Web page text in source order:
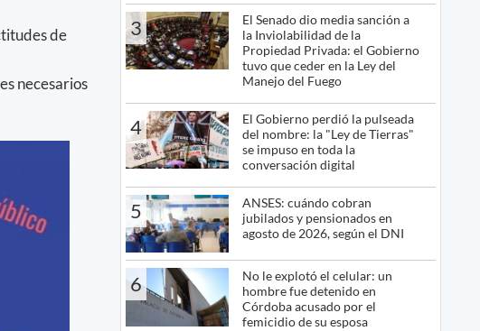
de
necesarios
3
El Senado dio media sanción a
la Inviolabilidad de la
Propiedad Privada: el Gobierno
tuvo que ceder en la Ley del
Manejo del Fuego
4
El Gobierno perdió la pulseada
del nombre: la "Ley de Tierras"
se impuso en toda la
conversación digital
5
ANSES: cuándo cobran
jubilados y pensionados en
agosto de 2026, según el DNI
6
No le explotó el celular: un
hombre fue detenido en
Córdoba acusado por el
femicidio de su esposa